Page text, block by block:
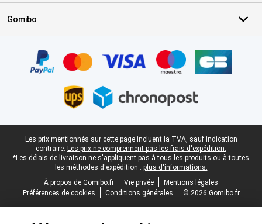
Gomibo
Pied-de-page légal
Les prix mentionnés sur cette page incluent la TVA, sauf indication
contraire. Les prix ne comprennent pas les frais d'expédition.
*Les délais de livraison ne s'appliquent pas à tous les produits ou à toutes
les méthodes d'expédition : plus d'informations.
À propos de Gomibo.fr
Vie privée
Mentions légales
Préférences de cookies
Conditions générales © 2026 Gomibo.fr